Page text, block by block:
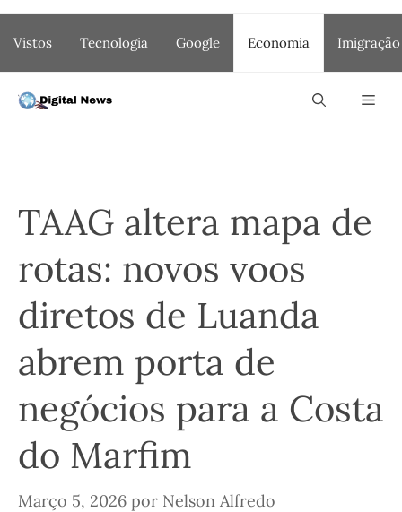
para
o
conteúdo
Vistos Tecnologia Google Economia Imigração
TAAG altera mapa de
rotas: novos voos
diretos de Luanda
abrem porta de
negócios para a Costa
do Marfim
Março 5, 2026 por Nelson Alfredo